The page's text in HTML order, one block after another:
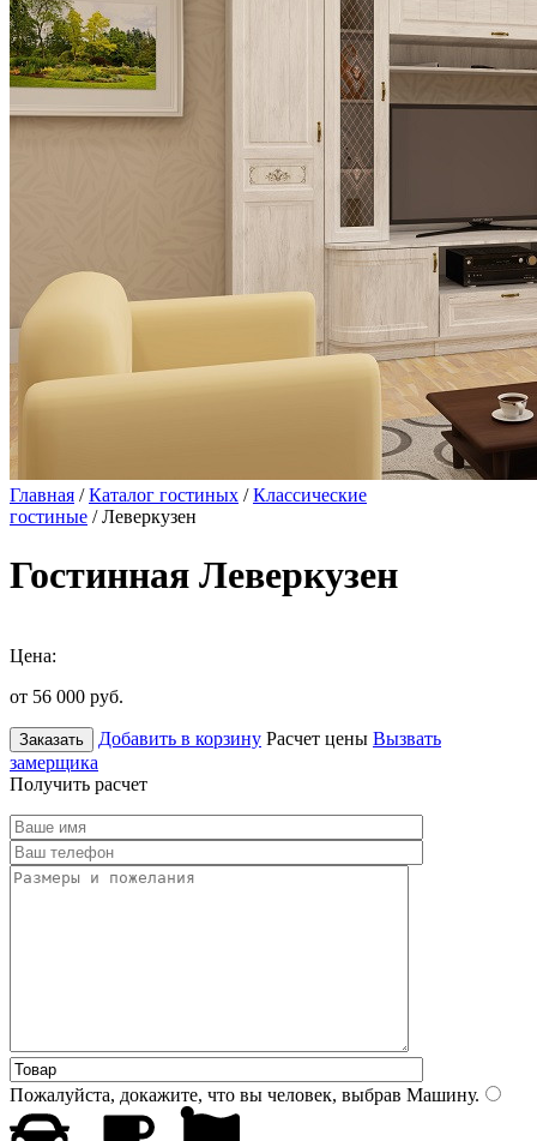
Главная /Каталог гостиных /Классические
гостиные / Леверкузен
Гостинная Леверкузен
Цена:
от 56 000 руб.
Заказать Добавить в корзину Расчет цены Вызвать
замерщика
Получить расчет
Пожалуйста, докажите, что вы человек, выбрав Машину.